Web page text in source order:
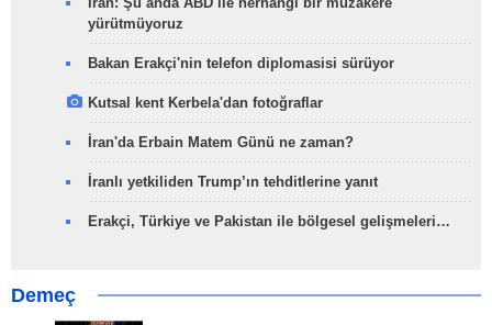
yürütmüyoruz
Bakan Erakçi'nin telefon diplomasisi sürüyor
Kutsal kent Kerbela'dan fotoğraflar
İran'da Erbain Matem Günü ne zaman?
İranlı yetkiliden Trump’ın tehditlerine yanıt
Erakçi, Türkiye ve Pakistan ile bölgesel gelişmeleri…
Demeç